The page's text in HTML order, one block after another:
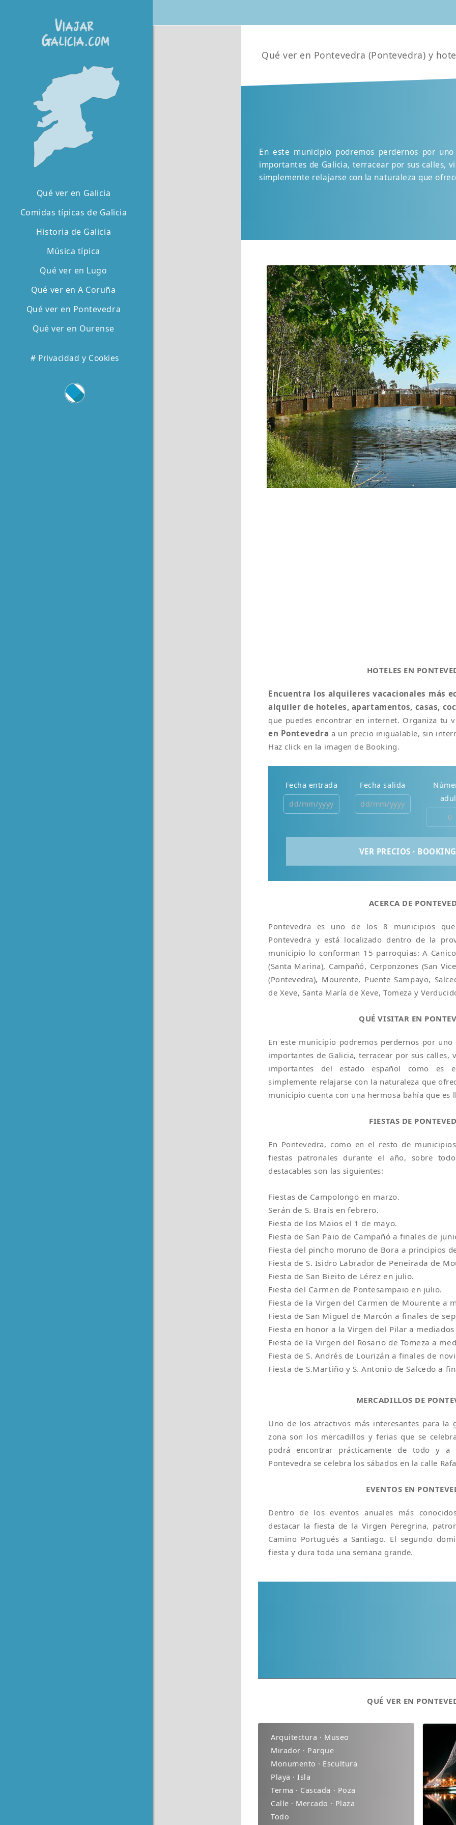
Qué ver en Pontevedra (Pontevedra) y
En este municipio podremos perdernos por
importantes de Galicia, terracear por sus calles,
simplemente relajarse con la naturaleza que
HOTELES EN
Encuentra los alquileres vacacionales más
alquiler de hoteles, apartamentos, casas,
que puedes encontrar en internet. Organiza tu
en Pontevedra a un precio inigualable, sin
Haz click en la imagen de Booking.
Fecha entrada Fecha salida
ACERCA DE
Pontevedra es uno de los 8 municipios
Pontevedra y está localizado dentro de la
municipio lo conforman 15 parroquias: A
(Santa Marina), Campañó, Cerponzones (San
(Pontevedra), Mourente, Puente Sampayo,
de Xeve, Santa María de Xeve, Tomeza y
QUÉ VISITAR EN
En este municipio podremos perdernos por
importantes de Galicia, terracear por sus calles,
importantes del estado español como es
simplemente relajarse con la naturaleza que
municipio cuenta con una hermosa bahía que es
FIESTAS DE
En Pontevedra, como en el resto de
fiestas patronales durante el año, sobre
destacables son las siguientes:
Fiestas de Campolongo en marzo.
Serán de S. Brais en febrero.
Fiesta de los Maios el 1 de mayo.
Fiesta de San Paio de Campañó a finales de
Fiesta del pincho moruno de Bora a principios
Fiesta de S. Isidro Labrador de Peneirada de
Fiesta de San Bieito de Lérez en julio.
Fiesta del Carmen de Pontesampaio en julio.
Fiesta de la Virgen del Carmen de Mourente a
Fiesta de San Miguel de Marcón a finales de
Fiesta en honor a la Virgen del Pilar a
Fiesta de la Virgen del Rosario de Tomeza a
Fiesta de S. Andrés de Lourizán a finales de
Fiesta de S.Martiño y S. Antonio de Salcedo a
MERCADILLOS DE
Uno de los atractivos más interesantes para la
zona son los mercadillos y ferias que se
podrá encontrar prácticamente de todo y a
Pontevedra se celebra los sábados en la calle
EVENTOS EN
Dentro de los eventos anuales más
destacar la fiesta de la Virgen Peregrina,
Camino Portugués a Santiago. El segundo
fiesta y dura toda una semana grande.
QUÉ VER EN
Arquitectura · Museo
Mirador · Parque
Monumento · Escultura
Playa · Isla
Terma · Cascada · Poza
Calle · Mercado · Plaza
Todo
Qué ver en Galicia
Comidas típicas de Galicia
Historia de Galicia
Música típica
Qué ver en Lugo
Qué ver en A Coruña
Qué ver en Pontevedra
Qué ver en Ourense
# Privacidad y Cookies